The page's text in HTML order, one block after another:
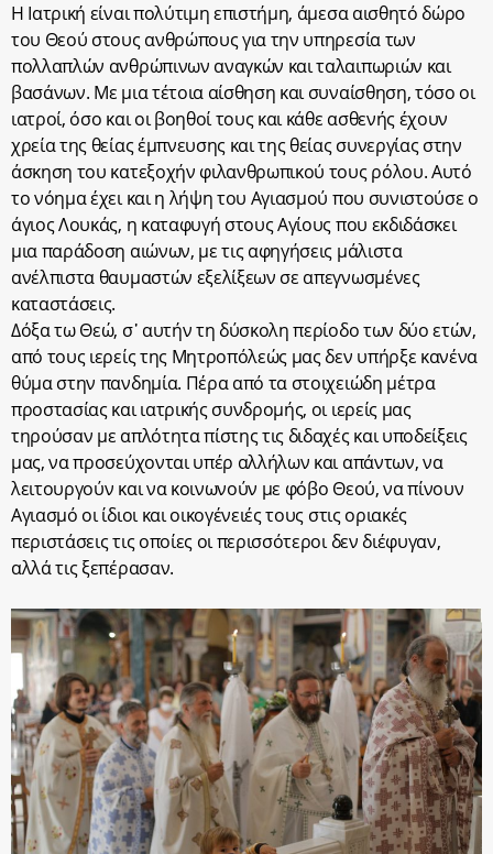
Η Ιατρική είναι πολύτιμη επιστήμη, άμεσα αισθητό δώρο
του Θεού στους ανθρώπους για την υπηρεσία των
πολλαπλών ανθρώπινων αναγκών και ταλαιπωριών και
βασάνων. Με μια τέτοια αίσθηση και συναίσθηση, τόσο οι
ιατροί, όσο και οι βοηθοί τους και κάθε ασθενής έχουν
χρεία της θείας έμπνευσης και της θείας συνεργίας στην
άσκηση του κατεξοχήν φιλανθρωπικού τους ρόλου. Αυτό
το νόημα έχει και η λήψη του Αγιασμού που συνιστούσε ο
άγιος Λουκάς, η καταφυγή στους Αγίους που εκδιδάσκει
μια παράδοση αιώνων, με τις αφηγήσεις μάλιστα
ανέλπιστα θαυμαστών εξελίξεων σε απεγνωσμένες
καταστάσεις.
Δόξα τω Θεώ, σ᾽ αυτήν τη δύσκολη περίοδο των δύο ετών,
από τους ιερείς της Μητροπόλεώς μας δεν υπήρξε κανένα
θύμα στην πανδημία. Πέρα από τα στοιχειώδη μέτρα
προστασίας και ιατρικής συνδρομής, οι ιερείς μας
τηρούσαν με απλότητα πίστης τις διδαχές και υποδείξεις
μας, να προσεύχονται υπέρ αλλήλων και απάντων, να
λειτουργούν και να κοινωνούν με φόβο Θεού, να πίνουν
Αγιασμό οι ίδιοι και οικογένειές τους στις οριακές
περιστάσεις τις οποίες οι περισσότεροι δεν διέφυγαν,
αλλά τις ξεπέρασαν.